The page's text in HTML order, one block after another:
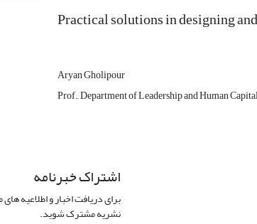
Practical solutions in designing
Aryan Gholipour
Prof., Department of Leadership and Human
اشتراک خبرنامه
برای دریافت اخبار و اطلاعیه
نشریه مشترک شوید.